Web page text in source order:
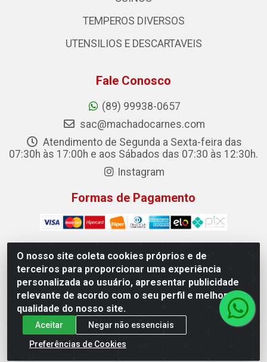
O nosso site coleta cookies próprios e de
terceiros para proporcionar uma experiência
personalizada ao usuário, apresentar publicidade
relevante de acordo com o seu perfil e melhorar a
qualidade do nosso site.
Aceitar
Negar não essenciais
Preferências de Cookies
TEMPEROS DIVERSOS
UTENSILIOS E DESCARTAVEIS
Fale Conosco
(89) 99938-0657
sac@machadocarnes.com
Atendimento de Segunda a Sexta-feira das
07:30h às 17:00h e aos Sábados das 07:30 às 12:30h.
Instagram
Formas de Pagamento
Machado Carnes Distribuidora de Alimentos LTDA -
Logradouro: Avenida Candido Aleixo, 148 - Centro - Oeiras/PI
- CEP 64.500-000 - 31.391.008/0001-50